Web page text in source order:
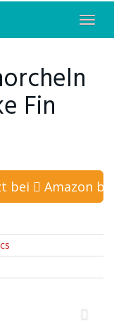
Fin
bei Amazon